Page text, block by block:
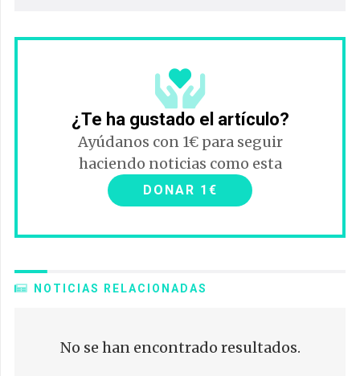
¿Te ha gustado el artículo?
Ayúdanos con 1€ para seguir
haciendo noticias como esta
DONAR 1€
NOTICIAS RELACIONADAS
No se han encontrado resultados.